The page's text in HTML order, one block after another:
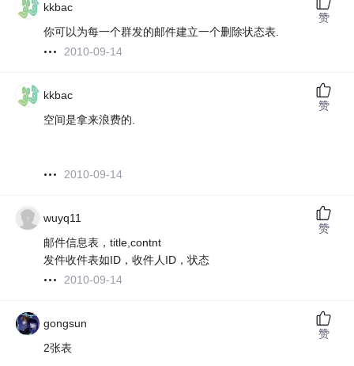
kkbac
你可以为每一个群发的邮件建立一个删除状态表.
2010-09-14
赞
kkbac
空间是拿来浪费的.
2010-09-14
赞
wuyq11
邮件信息表，title,contnt
发件收件表如ID，收件人ID，状态
2010-09-14
赞
gongsun
2张表
赞